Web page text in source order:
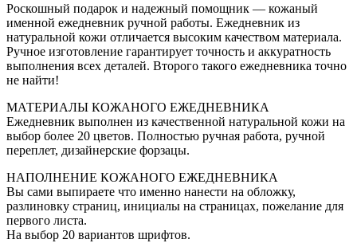
Роскошный подарок и надежный помощник — кожаный
именной ежедневник ручной работы. Ежедневник из
натуральной кожи отличается высоким качеством материала.
Ручное изготовление гарантирует точность и аккуратность
выполнения всех деталей. Второго такого ежедневника точно
не найти!
МАТЕРИАЛЫ КОЖАНОГО ЕЖЕДНЕВНИКА
Ежедневник выполнен из качественной натуральной кожи на
выбор более 20 цветов. Полностью ручная работа, ручной
переплет, дизайнерские форзацы.
НАПОЛНЕНИЕ КОЖАНОГО ЕЖЕДНЕВНИКА
Вы сами выпираете что именно нанести на обложку,
разлиновку страниц, инициалы на страницах, пожелание для
первого листа.
На выбор 20 вариантов шрифтов.